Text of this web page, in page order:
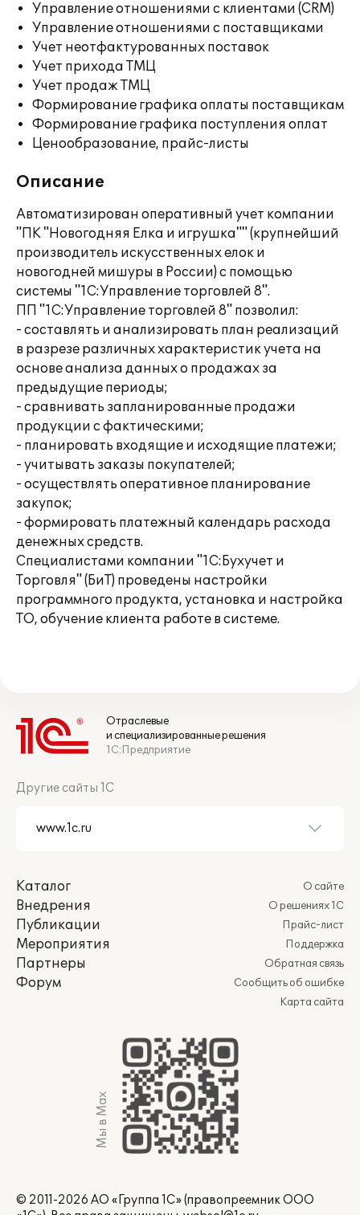
Управление отношениями с клиентами (CRM)
Управление отношениями с поставщиками
Учет неотфактурованных поставок
Учет прихода ТМЦ
Учет продаж ТМЦ
Формирование графика оплаты поставщикам
Формирование графика поступления оплат
Ценообразование, прайс-листы
Описание
Автоматизирован оперативный учет компании
"ПК "Новогодняя Елка и игрушка"" (крупнейший
производитель искусственных елок и
новогодней мишуры в России) с помощью
системы "1С:Управление торговлей 8".
ПП "1С:Управление торговлей 8" позволил:
- составлять и анализировать план реализаций
в разрезе различных характеристик учета на
основе анализа данных о продажах за
предыдущие периоды;
- сравнивать запланированные продажи
продукции с фактическими;
- планировать входящие и исходящие платежи;
- учитывать заказы покупателей;
- осуществлять оперативное планирование
закупок;
- формировать платежный календарь расхода
денежных средств.
Специалистами компании "1С:Бухучет и
Торговля" (БиТ) проведены настройки
программного продукта, установка и настройка
ТО, обучение клиента работе в системе.
Отраслевые
и специализированные решения
1С:Предприятие
Другие сайты 1С
Каталог
Внедрения
Публикации
Мероприятия
Партнеры
Форум
О сайте
О решениях 1С
Прайс-лист
Поддержка
Обратная связь
Сообщить об ошибке
Карта сайта
Мы в Max
© 2011-2026 АО «Группа 1С» (правопреемник ООО